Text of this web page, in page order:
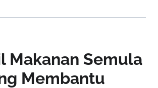
Makanan Semula
Membantu